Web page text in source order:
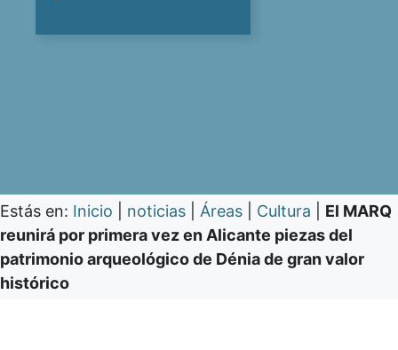
Estás en: Inicio noticias Áreas Cultura
El MARQ
reunirá por primera vez en Alicante piezas del
patrimonio arqueológico de Dénia de gran valor
histórico